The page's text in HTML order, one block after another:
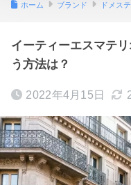
ホーム ブランド ドメス
イーティーエスマテ
う方法は？
2022年4月15日